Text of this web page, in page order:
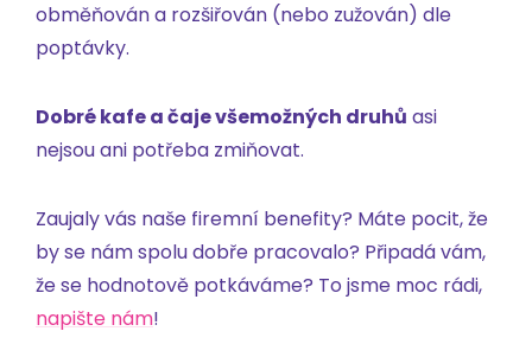
obměňován a rozšiřován (nebo zužován) dle
poptávky.
Dobré kafe a čaje všemožných druhů asi
nejsou ani potřeba zmiňovat.
Zaujaly vás naše firemní benefity? Máte pocit, že
by se nám spolu dobře pracovalo? Připadá vám,
že se hodnotově potkáváme? To jsme moc rádi,
napište nám!